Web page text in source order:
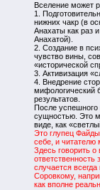
Вселение может
1.
нижних чакр (в
Анахаты как раз
Анахатой).
2. Создание в
чувство вины,
«исторической
3. Активизация
4. Внедрение
мифологический
результатов.
После успешного
сущностью. Это
виде, как
Это глупец
себе, и читателю
Здесь говорить
ответственность
случается
Соровкому,
как вполне